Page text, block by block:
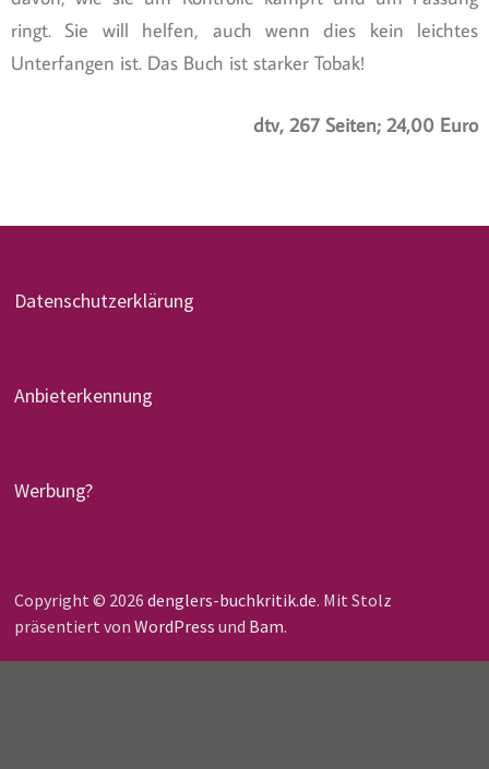
ringt. Sie will helfen, auch wenn dies kein leichtes
Unterfangen ist. Das Buch ist starker Tobak!
dtv, 267 Seiten; 24,00 Euro
Datenschutzerklärung
Anbieterkennung
Werbung?
Copyright © 2026 denglers-buchkritik.de. Mit Stolz
präsentiert von WordPress und Bam.